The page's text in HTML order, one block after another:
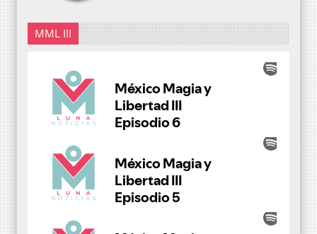
MML III